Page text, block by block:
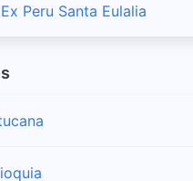
Peru Santa Eulalia